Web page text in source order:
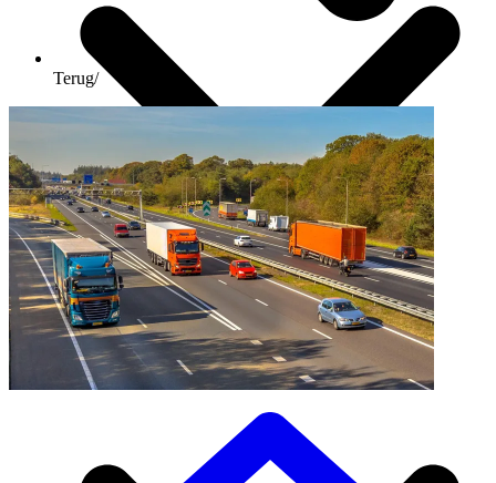
Auto Diensten
Terug/